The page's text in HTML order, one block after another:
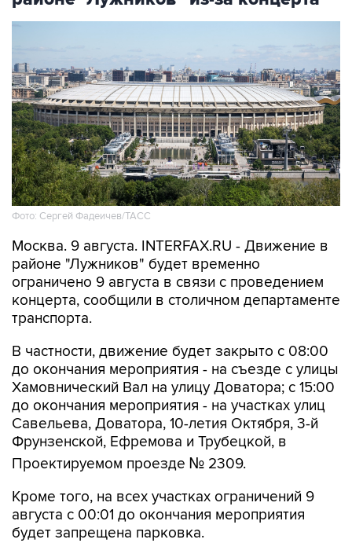
Фото: Сергей Фадеичев/ТАСС
Москва. 9 августа. INTERFAX.RU - Движение в
районе "Лужников" будет временно
ограничено 9 августа в связи с проведением
концерта, сообщили в столичном департаменте
транспорта.
В частности, движение будет закрыто с 08:00
до окончания мероприятия - на съезде с улицы
Хамовнический Вал на улицу Доватора; с 15:00
до окончания мероприятия - на участках улиц
Савельева, Доватора, 10-летия Октября, 3-й
Фрунзенской, Ефремова и Трубецкой, в
Проектируемом проезде № 2309.
Кроме того, на всех участках ограничений 9
августа с 00:01 до окончания мероприятия
будет запрещена парковка.